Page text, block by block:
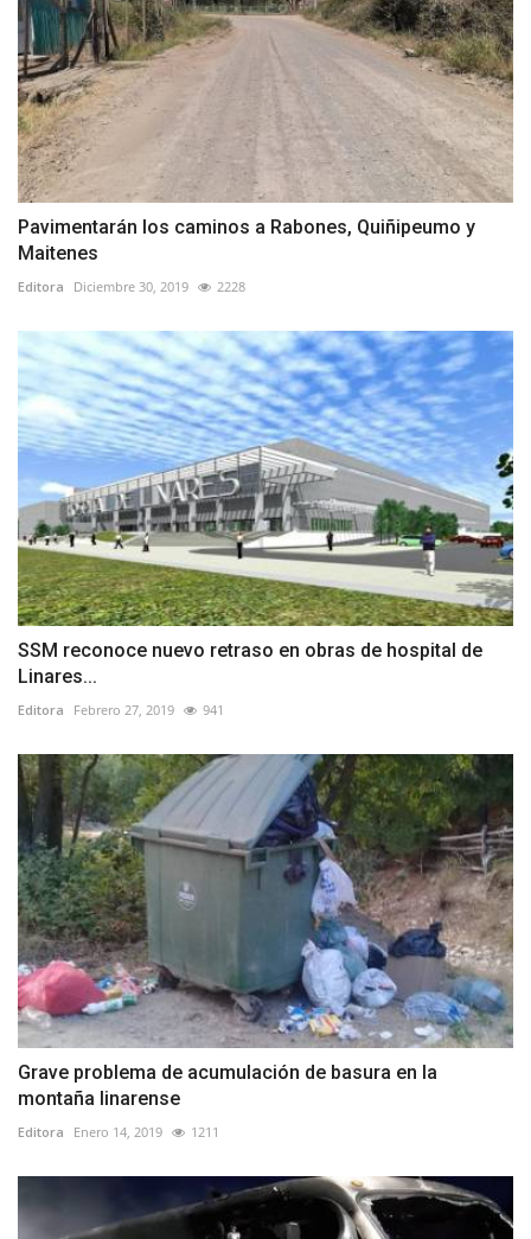
Pavimentarán los caminos a Rabones, Quiñipeumo y
Maitenes
Editora Diciembre 30, 2019 2228
SSM reconoce nuevo retraso en obras de hospital de
Linares...
Editora Febrero 27, 2019 941
Grave problema de acumulación de basura en la
montaña linarense
Editora Enero 14, 2019 1211